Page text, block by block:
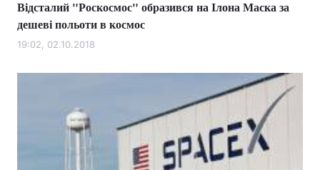
Відсталий "Роскосмос" образився на Ілона Маска за
дешеві польоти в космос
19:02, 02.10.2018